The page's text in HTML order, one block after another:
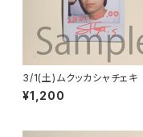
3/1(土)ムクッカシャチェキ
¥1,200